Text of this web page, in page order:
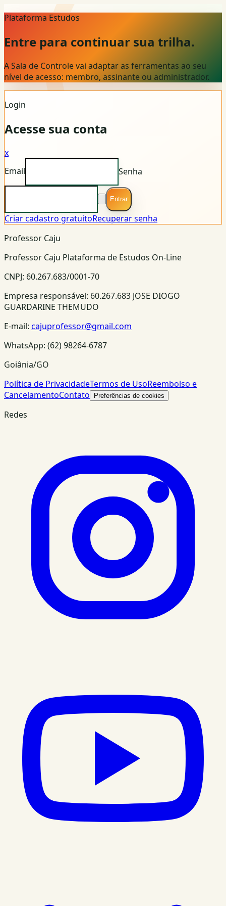
Plataforma Estudos
Entre para continuar sua trilha.
A Sala de Controle vai adaptar as ferramentas ao seu
nível de acesso: membro, assinante ou administrador.
Login
Acesse sua conta
x
Email
Senha
Entrar
Criar cadastro gratuitoRecuperar senha
Professor Caju
Professor Caju Plataforma de Estudos On-Line
CNPJ: 60.267.683/0001-70
Empresa responsável: 60.267.683 JOSE DIOGO
GUARDARINE THEMUDO
E-mail: cajuprofessor@gmail.com
WhatsApp: (62) 98264-6787
Goiânia/GO
Política de PrivacidadeTermos de UsoReembolso e
CancelamentoContato Preferências de cookies
Redes